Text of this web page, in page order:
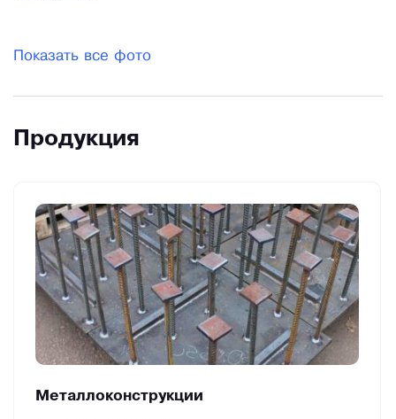
Показать все фото
Продукция
Металлоконструкции